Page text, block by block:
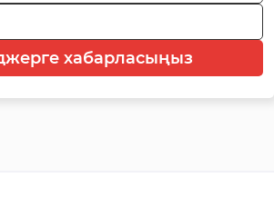
хабарласыңыз